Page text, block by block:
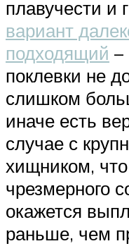
плавучести и
вариант
подходящий –
поклевки не
слишком
иначе есть
случае с
хищником,
чрезмерного
окажется
раньше, чем